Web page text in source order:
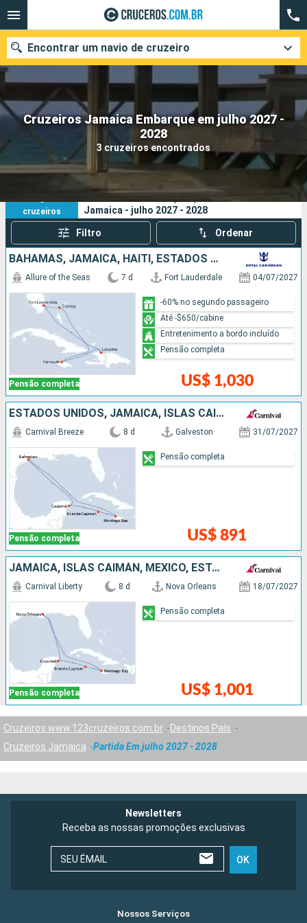
Cruzeiros Jamaica Embarque em julho 2027 -
2028
3 cruzeiros encontrados
Encontrar um navio de cruzeiro
Quando ir?
Data de partida
Companhias
Pesquisar
3
cruzeiros
Jamaica - julho 2027 - 2028
Filtro Ordenar
BAHAMAS, JAMAICA, HAITI, ESTADOS UNIDOS
Pensão completa
Allure of the Seas 7 d Fort Lauderdale 04/07/2027
US$ 1,030
-60% no segundo passageiro
Até -$650/cabine
Entretenimento a bordo incluído
Pensão completa
ESTADOS UNIDOS, JAMAICA, ISLAS CAIMÁN, MÉXICO
Pensão completa
Carnival Breeze 8 d Galveston 31/07/2027
US$ 891
Pensão completa
JAMAICA, ISLAS CAIMÁN, MÉXICO, ESTADOS UNIDOS
Pensão completa
Carnival Liberty 8 d Nova Orleans 18/07/2027
US$ 1,001
Pensão completa
Cruzeiros www.123cruzeiros.com.br
Destinos País
Cruzeiros Jamaica
Partida Em julho 2027 - 2028
Newsletters
Receba as nossas promoções exclusivas
SEU ÉMAIL OK
Nossos Serviços